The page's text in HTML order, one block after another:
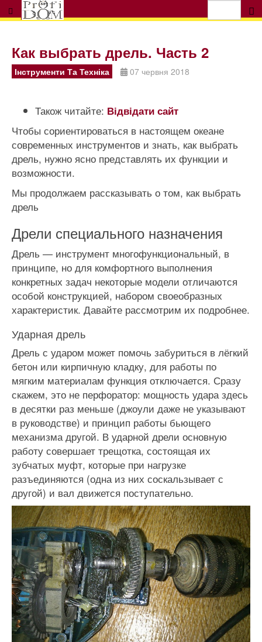
Как выбрать дрель. Часть 2
Інструменти Та Техніка 07 червня 2018
Також читайте: Відвідати сайт
Чтобы сориентироваться в настоящем океане
современных инструментов и знать, как выбрать
дрель, нужно ясно представлять их функции и
возможности.
Мы продолжаем рассказывать о том, как выбрать
дрель
Дрели специального назначения
Дрель — инструмент многофункциональный, в
принципе, но для комфортного выполнения
конкретных задач некоторые модели отличаются
особой конструкцией, набором своеобразных
характеристик. Давайте рассмотрим их подробнее.
Ударная дрель
Дрель с ударом может помочь забуриться в лёгкий
бетон или кирпичную кладку, для работы по
мягким материалам функция отключается. Сразу
скажем, это не перфоратор: мощность удара здесь
в десятки раз меньше (джоули даже не указывают
в руководстве) и принцип работы бьющего
механизма другой. В ударной дрели основную
работу совершает трещотка, состоящая их
зубчатых муфт, которые при нагрузке
разъединяются (одна из них соскальзывает с
другой) и вал движется поступательно.